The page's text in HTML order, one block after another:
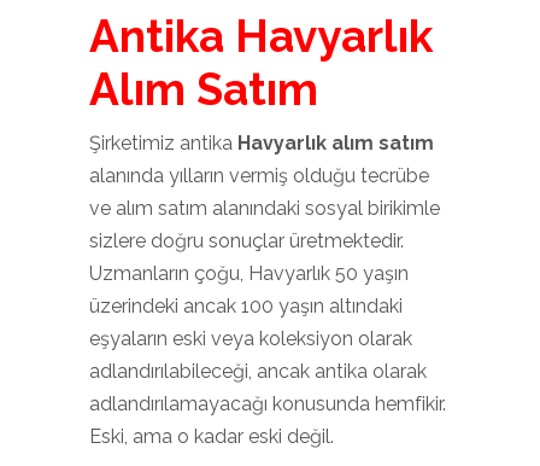
Antika Havyarlık
Alım Satım
Şirketimiz antika Havyarlık alım satım
alanında yılların vermiş olduğu tecrübe
ve alım satım alanındaki sosyal birikimle
sizlere doğru sonuçlar üretmektedir.
Uzmanların çoğu, Havyarlık 50 yaşın
üzerindeki ancak 100 yaşın altındaki
eşyaların eski veya koleksiyon olarak
adlandırılabileceği, ancak antika olarak
adlandırılamayacağı konusunda hemfikir.
Eski, ama o kadar eski değil.